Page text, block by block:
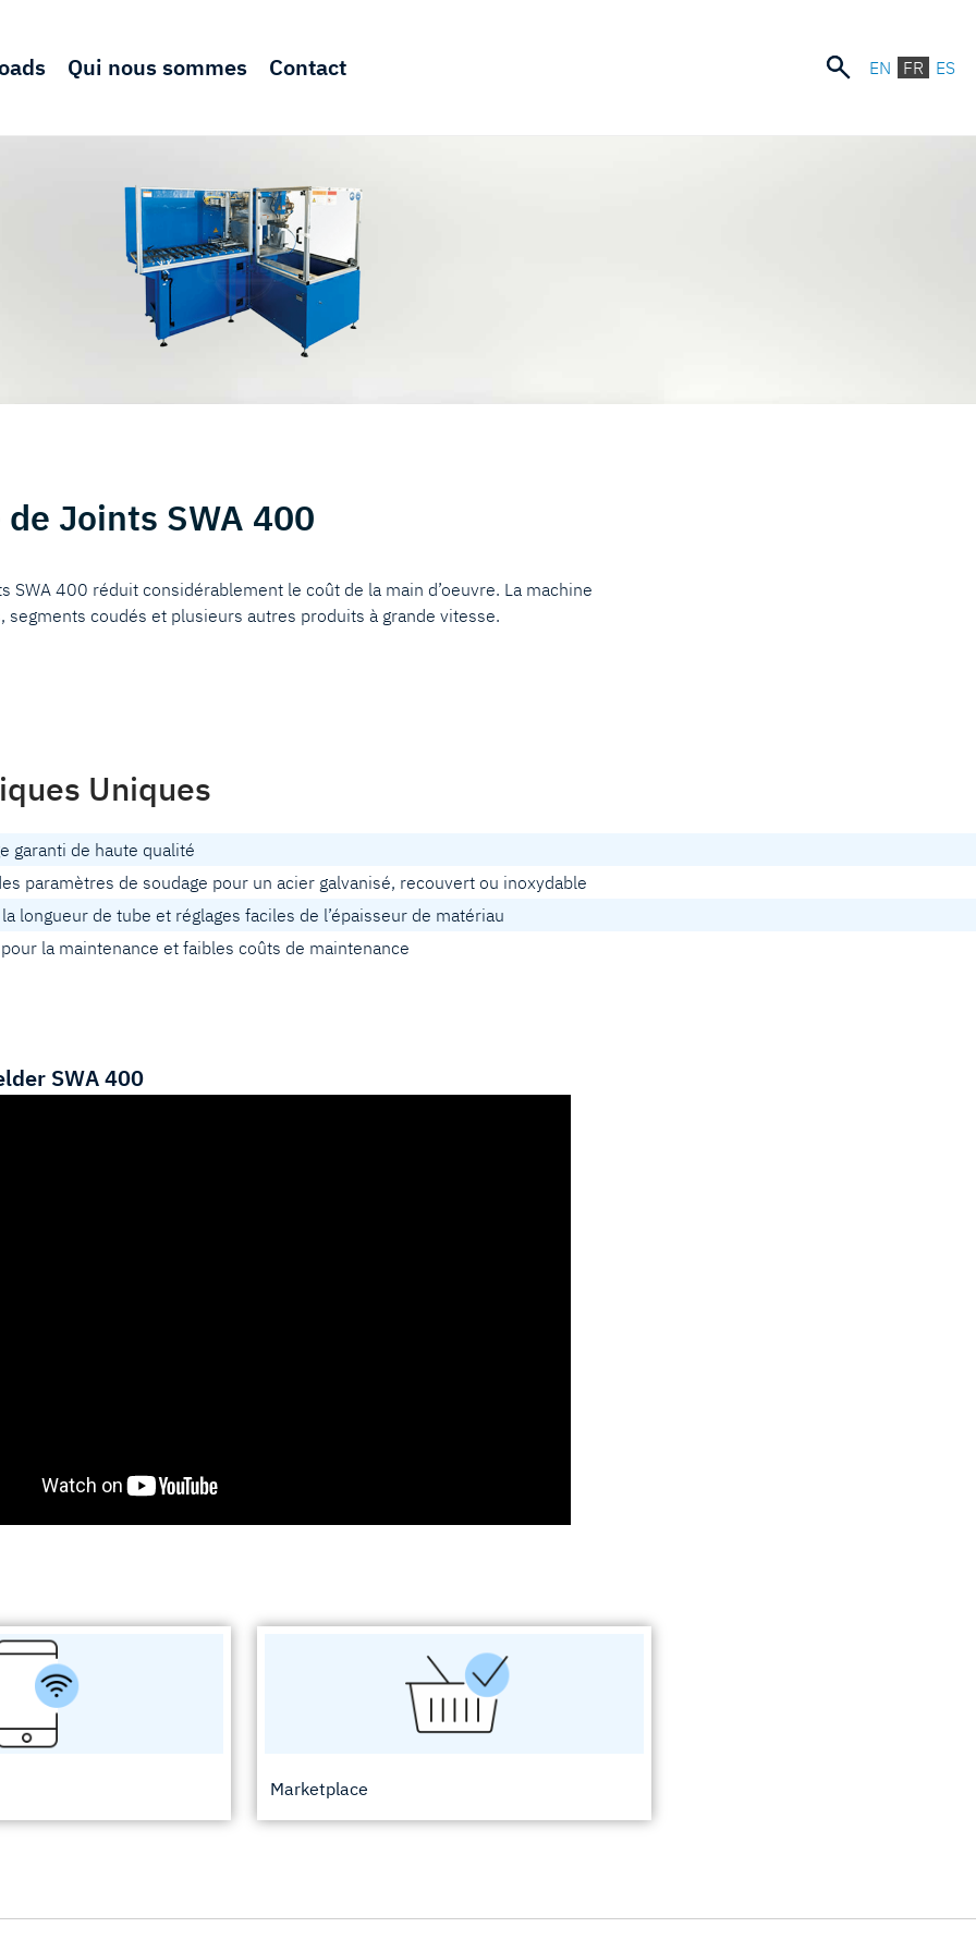
Qui nous sommes Contact EN FR ES
Joints SWA 400
SWA 400 réduit considérablement le coût de la main d’oeuvre. La machine
segments coudés et plusieurs autres produits à grande vitesse.
Uniques
garanti de haute qualité
paramètres de soudage pour un acier galvanisé, recouvert ou inoxydable
longueur de tube et réglages faciles de l’épaisseur de matériau
la maintenance et faibles coûts de maintenance
SWA 400
Marketplace